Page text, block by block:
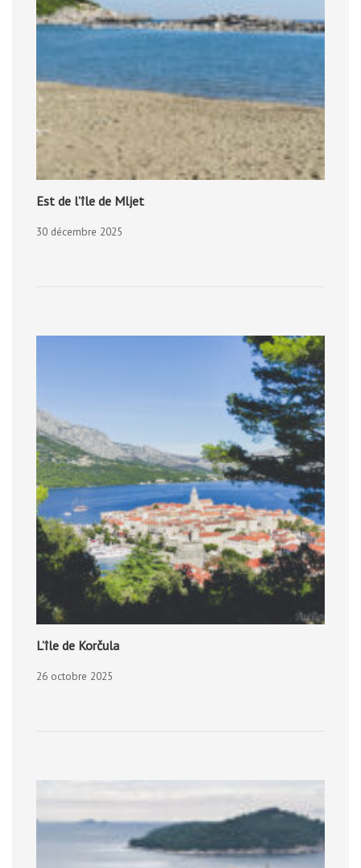
Est de l’île de Mljet
30 décembre 2025
L’île de Korčula
26 octobre 2025